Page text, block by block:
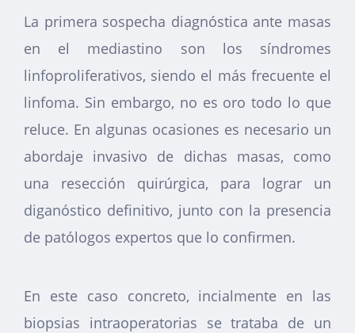
La primera sospecha diagnóstica ante masas
en el mediastino son los síndromes
linfoproliferativos, siendo el más frecuente el
linfoma. Sin embargo, no es oro todo lo que
reluce. En algunas ocasiones es necesario un
abordaje invasivo de dichas masas, como
una resección quirúrgica, para lograr un
diganóstico definitivo, junto con la presencia
de patólogos expertos que lo confirmen.
En este caso concreto, incialmente en las
biopsias intraoperatorias se trataba de un